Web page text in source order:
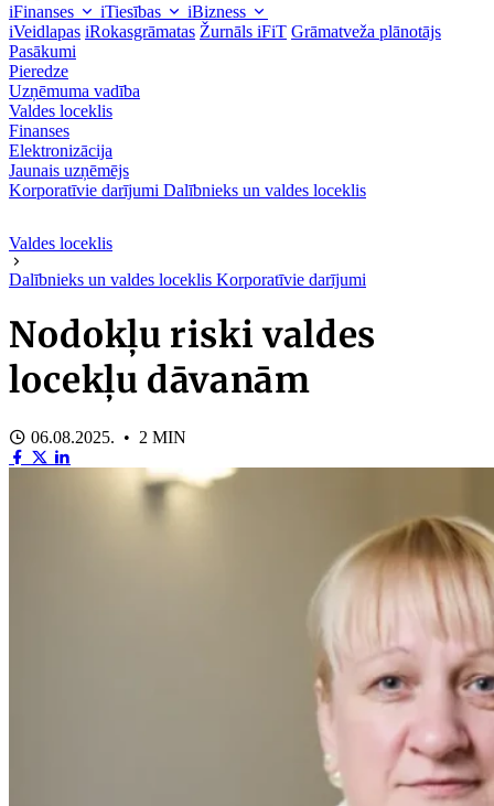
iFinanses iTiesības
iBizness
iVeidlapas iRokasgrāmatas Žurnāls iFiT Grāmatveža plānotājs
Pasākumi
Pieredze
Uzņēmuma vadība
Valdes loceklis
Finanses
Elektronizācija
Jaunais uzņēmējs
Korporatīvie darījumi Dalībnieks un valdes loceklis
Valdes loceklis
Dalībnieks un valdes loceklis Korporatīvie darījumi
Nodokļu riski valdes
locekļu dāvanām
06.08.2025. • 2 MIN